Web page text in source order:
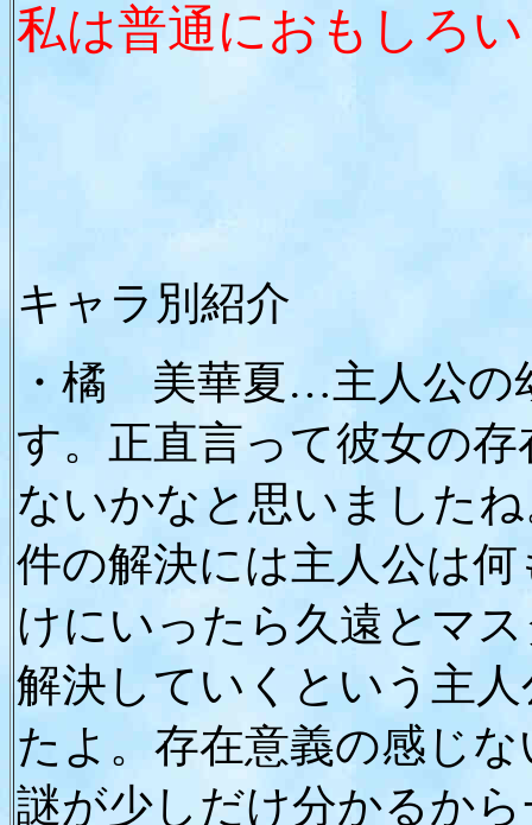
私は普通におもしろ
キャラ別紹介
・橘 美華夏…主人公の
す。正直言って彼女の
ないかなと思いました
件の解決には主人公は
けにいったら久遠とマ
解決していくという主
たよ。存在意義の感じ
謎が少しだけ分かるか